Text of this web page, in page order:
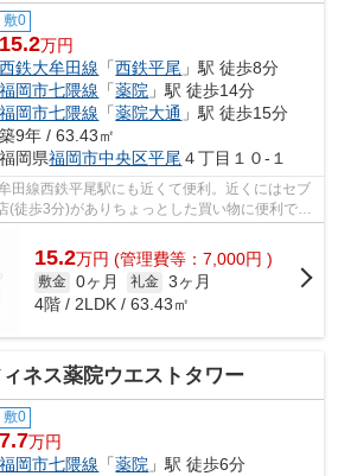
敷0
15.2万円
西鉄大牟田線 「西鉄平尾 」駅 徒歩8分
福岡市七隈線 「薬院 」駅 徒歩14分
福岡市七隈線 「薬院大通 」駅 徒歩15分
築9年 / 63.43㎡
福岡県福岡市中央区平尾 ４丁目１０-１
田線西鉄平尾駅にも近くて便利。近くにはセブ
(徒歩3分)がありちょっとした買い物に便利で
15.2万円 (管理費等：7,000円 )
敷金 0ヶ月 礼金 3ヶ月
4階 / 2LDK / 63.43㎡
ネス薬院ウエストタワー
敷0
7.7万円
福岡市七隈線 「薬院 」駅 徒歩6分